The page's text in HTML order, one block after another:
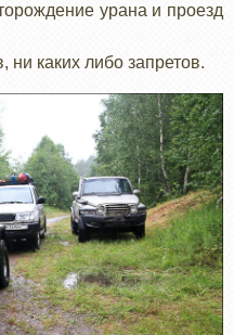
урана и проезд
ни каких либо запретов.